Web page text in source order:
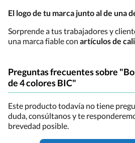
El logo de tu marca junto al de una
Sorprende a tus trabajadores y
una marca fiable con artículos de
Preguntas frecuentes sobre
de 4 colores BIC"
Este producto todavía no tiene
duda, consúltanos y te
brevedad posible.